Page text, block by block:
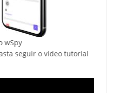
wSpy
seguir o vídeo tutorial